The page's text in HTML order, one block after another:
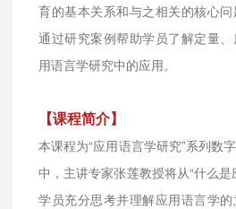
育的基本关系和与之相关的核心问
通过研究案例帮助学员了解定量
用语言学研究中的应用。
【课程简介】
本课程为“应用语言学研究”系列数
中，主讲专家张莲教授将从“什么
学员充分思考并理解应用语言学